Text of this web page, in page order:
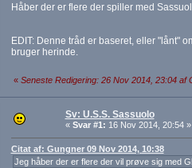
Håber der er flere der spiller med
EDIT: Denne tråd er baseret, eller "lånt"
bruger herinde.
« Seneste Redigering: 26 Nov 2014, 23:04 af
Sv: U.S.S. Sassuolo
« Svar #1: 16 Nov 2014, 20:54 »
Citat af: Gungner 09 Nov 2014, 10:38
Jeg håber der er flere der vil prøve sig med